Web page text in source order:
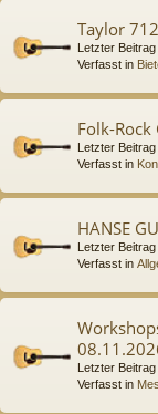
Taylor
Letzter
Verfasst in
Folk-
Letzter
Verfasst in
HANSE
Letzter
Verfasst in
Letzter
Verfasst in